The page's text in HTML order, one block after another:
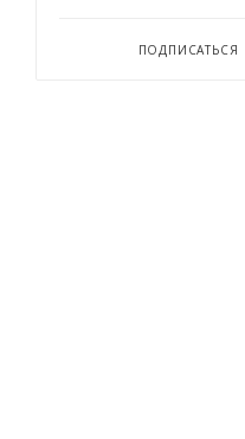
ПОДПИСАТЬСЯ